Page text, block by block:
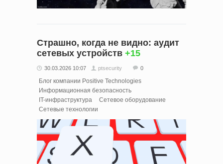
Страшно, когда не видно: аудит
сетевых устройств +15
30.03.2026 10:07 ptsecurity 0
Блог компании Positive Technologies
Информационная безопасность
IT-инфраструктура
Сетевое оборудование
Сетевые технологии